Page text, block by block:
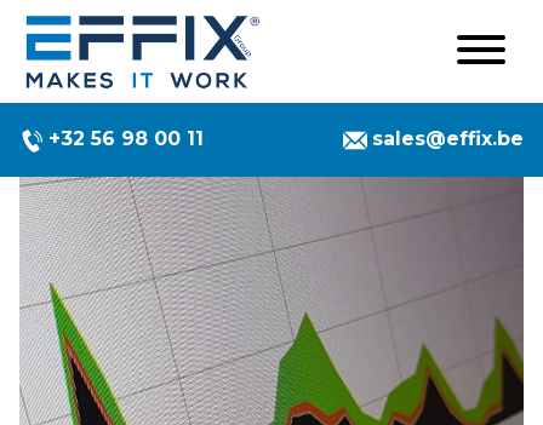
+32 56 98 00 11 sales@effix.be